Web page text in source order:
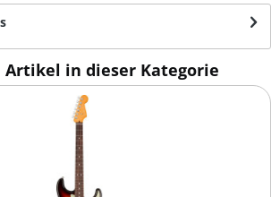
Artikel in dieser Kategorie